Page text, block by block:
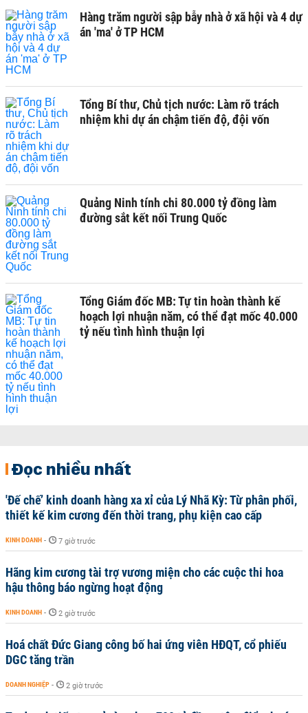
Hàng trăm người sập bẫy nhà ở xã hội và 4 dự
án 'ma' ở TP HCM
Tổng Bí thư, Chủ tịch nước: Làm rõ trách
nhiệm khi dự án chậm tiến độ, đội vốn
Quảng Ninh tính chi 80.000 tỷ đồng làm
đường sắt kết nối Trung Quốc
Tổng Giám đốc MB: Tự tin hoàn thành kế
hoạch lợi nhuận năm, có thể đạt mốc 40.000
tỷ nếu tình hình thuận lợi
Đọc nhiều nhất
'Đế chế’ kinh doanh hàng xa xỉ của Lý Nhã Kỳ: Từ phân phối,
thiết kế kim cương đến thời trang, phụ kiện cao cấp
KINH DOANH - 7 giờ trước
Hãng kim cương tài trợ vương miện cho các cuộc thi hoa
hậu thông báo ngừng hoạt động
KINH DOANH - 2 giờ trước
Hoá chất Đức Giang công bố hai ứng viên HĐQT, cổ phiếu
DGC tăng trần
DOANH NGHIỆP - 2 giờ trước